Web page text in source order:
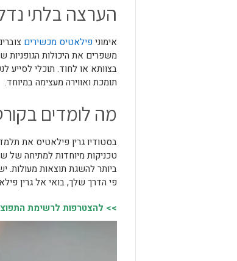
הערצה בלתי
אימוני פילאטיס מכשירים
משפרים את היכולות הגופניות
בצוותא או לחוד. תוכלי לסייע
תומכת ואווירה מעצימה במיוחד.
מה לומדים
בסטודיו גרין פילאטיס את
טכניקות מיוחדות למתיחה של
ביותר להשגת תוצאות מעולות.
פי הדרך שלך, בואי אל גרין
>> להצטרפות לרשימת